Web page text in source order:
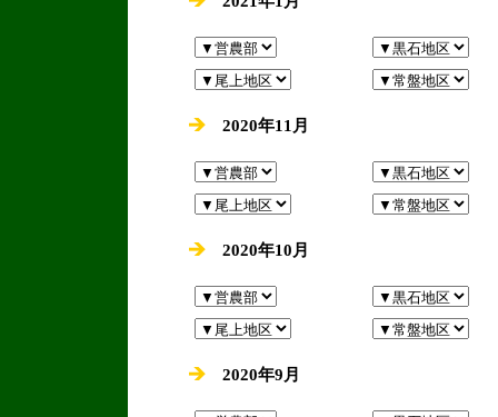
2020年11月
2020年10月
2020年9月